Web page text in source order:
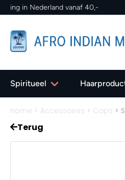
Spiritueel
Home > Accessoires > Caps >
Terug